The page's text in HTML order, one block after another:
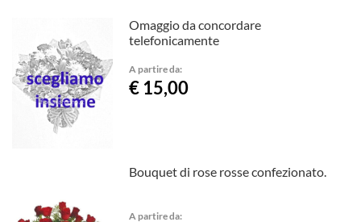
Omaggio da concordare
telefonicamente
A partire da:
€ 15,00
Bouquet di rose rosse confezionato.
A partire da: